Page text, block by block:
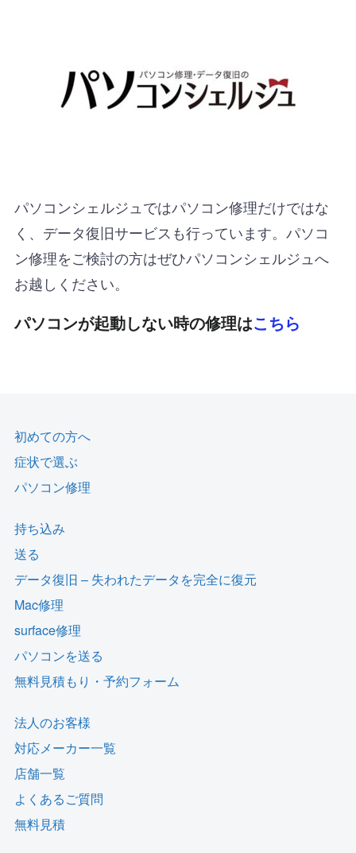
パソコンシェルジュではパソコン修理だけではな
く、データ復旧サービスも行っています。パソコ
ン修理をご検討の方はぜひパソコンシェルジュへ
お越しください。
パソコンが起動しない時の修理はこちら
初めての方へ
症状で選ぶ
パソコン修理
持ち込み
送る
データ復旧 – 失われたデータを完全に復元
Mac修理
surface修理
パソコンを送る
無料見積もり・予約フォーム
法人のお客様
対応メーカー一覧
店舗一覧
よくあるご質問
無料見積